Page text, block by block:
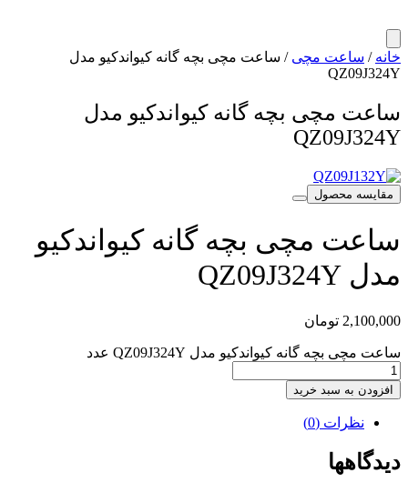
خانه / ساعت مچی / ساعت مچی بچه گانه کیواندکیو مدل
QZ09J324Y
ساعت مچی بچه گانه کیواندکیو مدل
QZ09J324Y
مقایسه محصول
ساعت مچی بچه گانه کیواندکیو
مدل QZ09J324Y
2,100,000 تومان
ساعت مچی بچه گانه کیواندکیو مدل QZ09J324Y عدد
افزودن به سبد خرید
نظرات (0)
دیدگاهها